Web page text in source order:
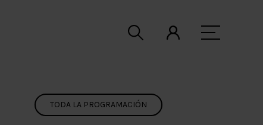
TODA LA PROGRAMACIÓN